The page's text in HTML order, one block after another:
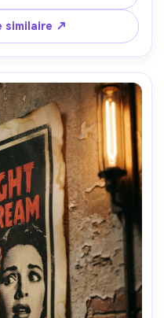
arts, lumière latérale
macro 90mm, f/3.5,
détaillé-AR 4:5
similaire ↗